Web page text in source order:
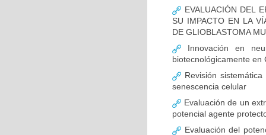
EVALUACIÓN DEL
SU IMPACTO EN LA
DE GLIOBLASTOMA
Innovación en
biotecnológicamente en
Revisión
senescencia celular
Evaluación de un
potencial agente
Evaluación del